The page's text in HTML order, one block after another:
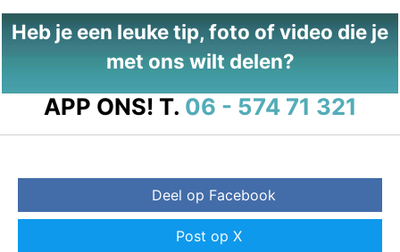
Heb je een leuke tip, foto of video die je
met ons wilt delen?
APP ONS! T. 06 - 574 71 321
Deel op Facebook
Post op X